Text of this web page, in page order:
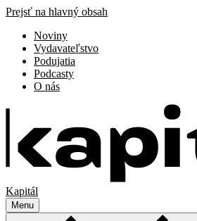
Prejsť na hlavný obsah
Noviny
Vydavateľstvo
Podujatia
Podcasty
O nás
Kapitál
Menu